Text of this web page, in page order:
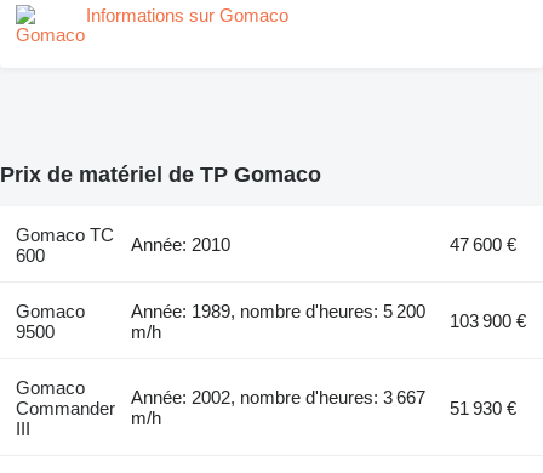
Informations sur Gomaco
Prix de matériel de TP Gomaco
Gomaco TC
600
Année: 2010 47 600 €
Gomaco
9500
Année: 1989, nombre d'heures: 5 200
m/h
103 900 €
Gomaco
Commander
III
Année: 2002, nombre d'heures: 3 667
m/h
51 930 €